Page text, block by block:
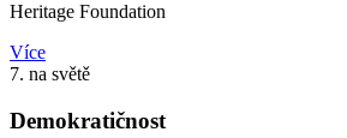
Heritage Foundation
Více
7. na světě
Demokratičnost